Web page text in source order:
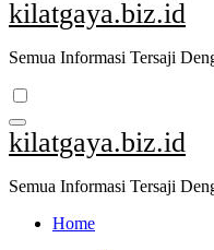
kilatgaya.biz.id
Semua Informasi Tersaji
kilatgaya.biz.id
Semua Informasi Tersaji
Home